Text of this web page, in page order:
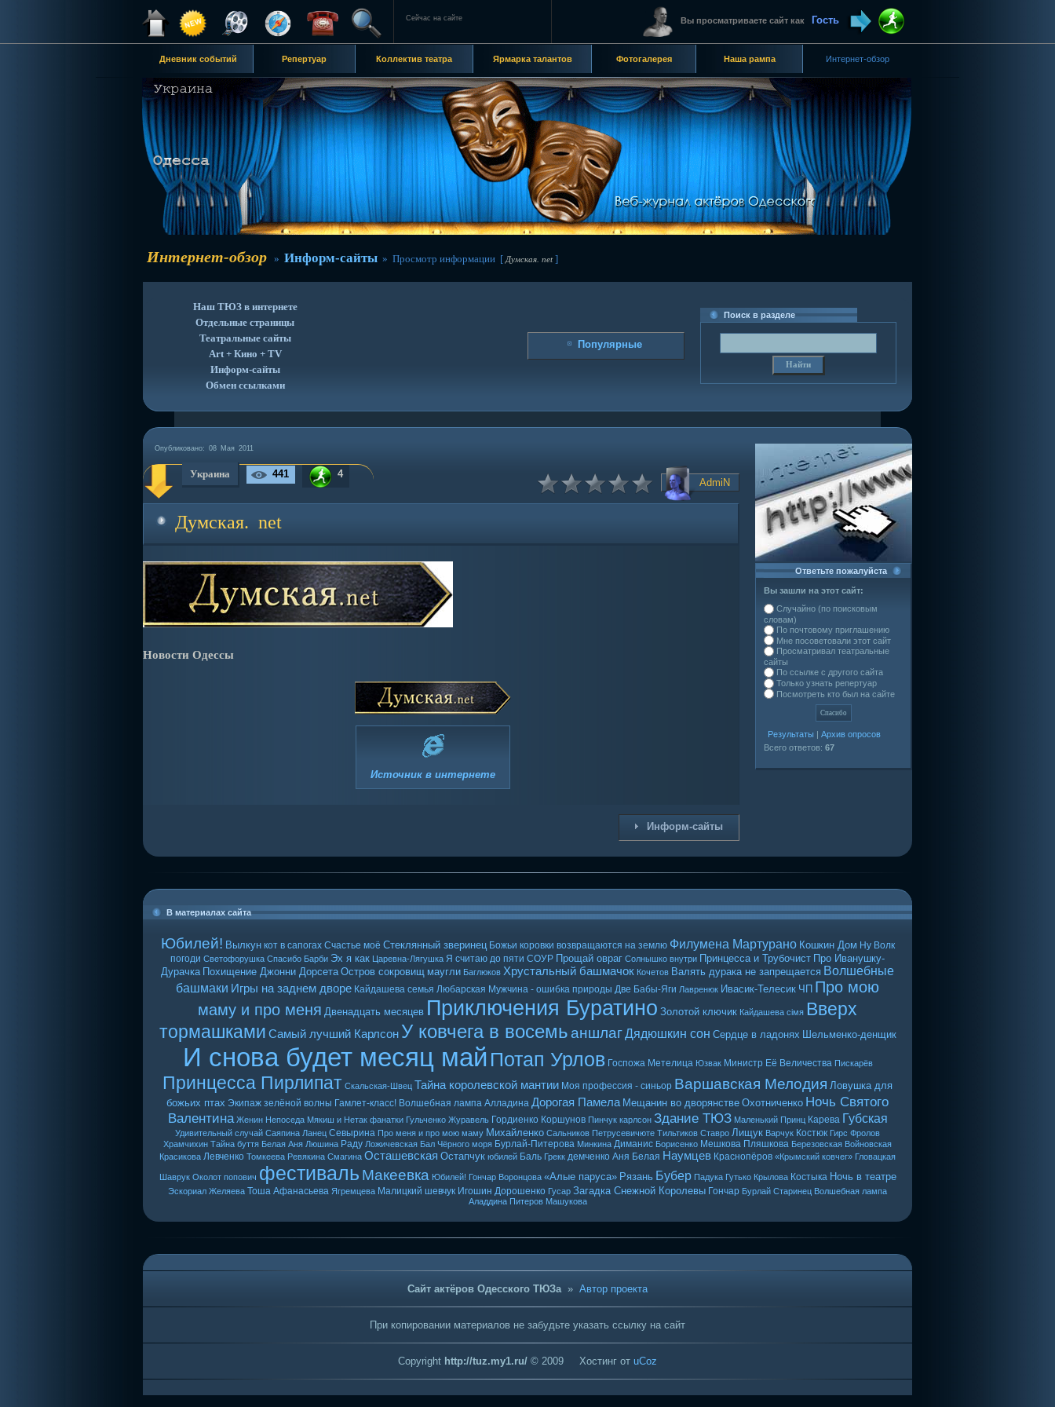
Сейчас на сайте Вы просматриваете сайт как Гость
Дневник событий Репертуар Коллектив театра Ярмарка талантов Фотогалерея Наша рампа Интернет-обзор
Интернет-обзор » Информ-сайты » Просмотр информации [Думская. net ]
Наш ТЮЗ в интернете
Отдельные страницы
Театральные сайты
Art + Кино + TV
Информ-сайты
Обмен ссылками
Популярные
Поиск в разделе
Опубликовано: 08 Мая 2011
Украина 441 4
AdmiN
Думская. net
Новости Одессы
Источник в интернете
Информ-сайты
Ответьте пожалуйста
Вы зашли на этот сайт:
Случайно (по поисковым
словам)
По почтовому приглашению
Мне посоветовали этот сайт
Просматривал театральные
сайты
По ссылке с другого сайта
Только узнать репертуар
Посмотреть кто был на сайте
Результаты | Архив опросов
Всего ответов: 67
В материалах сайта
Юбилей! Вылкун кот в сапогах Счастье моё Стеклянный зверинец Божьи коровки возвращаются на землю Филумена Мартурано Кошкин Дом Ну Волк
погоди Светофорушка Спасибо Барби Эх я как Царевна-Лягушка Я считаю до пяти СОУР Прощай овраг Солнышко внутри Принцесса и Трубочист Про Иванушку-
Дурачка Похищение Джонни Дорсета Остров сокровищ маугли Баглюков Хрустальный башмачок Кочетов Валять дурака не запрещается Волшебные
башмаки Игры на заднем дворе Кайдашева семья Любарская Мужчина - ошибка природы Две Бабы-Яги Лавренюк Ивасик-Телесик ЧП Про мою
маму и про меня Двенадцать месяцев Приключения Буратино Золотой ключик Кайдашева сiмя Вверх
тормашками Самый лучший Карлсон У ковчега в восемь аншлаг Дядюшкин сон Сердце в ладонях Шельменко-денщик
И снова будет месяц май Потап Урлов Госпожа Метелица Юзвак Министр Её Величества Пискарёв
Принцесса Пирлипат Скальская-Швец Тайна королевской мантии Моя профессия - синьор Варшавская Мелодия Ловушка для
божьих птах Экипаж зелёной волны Гамлет-класс! Волшебная лампа Алладина Дорогая Памела Мещанин во дворянстве Охотниченко Ночь Святого
Валентина Женин Непоседа Мякиш и Нетак фанатки Гульченко Журавель Гордиенко Коршунов Пинчук карлсон Здание ТЮЗ Маленький Принц Карева Губская
Удивительный случай Саяпина Ланец Севырина Про меня и про мою маму Михайленко Сальников Петрусевичюте Тильтиков Ставро Лищук Варчук Костюк Гирс Фролов
Храмчихин Тайна буття Белая Аня Люшина Раду Ложичевская Бал Чёрного моря Бурлай-Питерова Минкина Диманис Борисенко Мешкова Пляшкова Березовская Войновская
Красикова Левченко Томкеева Ревякина Смагина Осташевская Остапчук юбилей Баль Грекк демченко Аня Белая Наумцев Краснопёров «Крымский ковчег» Гловацкая
Шаврук Околот попович фестиваль Макеевка Юбилей! Гончар Воронцова «Алые паруса» Рязань Бубер Падука Гутько Крылова Костыка Ночь в театре
Эскориал Желяева Тоша Афанасьева Ягремцева Малицкий шевчук Игошин Дорошенко Гусар Загадка Снежной Королевы Гончар Бурлай Старинец Волшебная лампа
Аладдина Питеров Машукова
Сайт актёров Одесского ТЮЗа» Автор проекта
При копировании материалов не забудьте указать ссылку на сайт
Copyright http://tuz.my1.ru/ © 2009 Хостинг от uCoz